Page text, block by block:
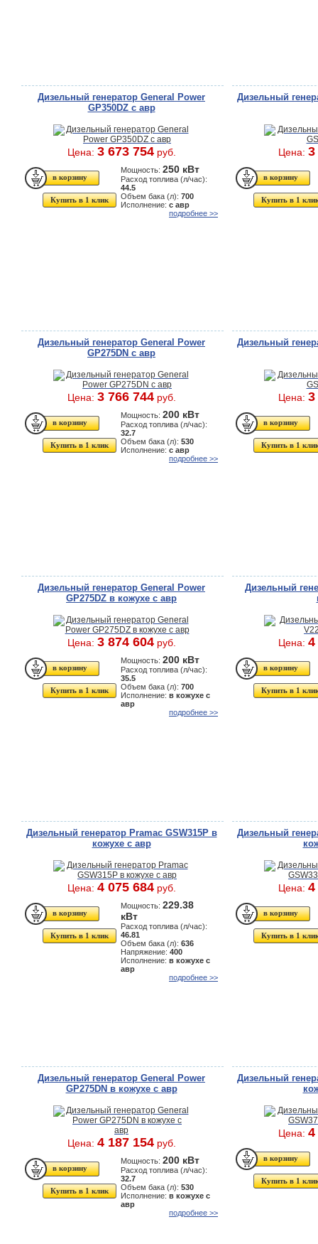
Дизельный генератор General Power
GP350DZ с авр
Цена: 3 673 754руб.
Купить в 1 клик
Мощность: 250 кВт
Расход топлива (л/час):
44.5
Объем бака (л): 700
Исполнение: с авр
подробнее >>
Дизельный
Цена: 3
Купить в 1
Дизельный генератор General Power
GP275DN с авр
Цена: 3 766 744руб.
Купить в 1 клик
Мощность: 200 кВт
Расход топлива (л/час):
32.7
Объем бака (л): 530
Исполнение: с авр
подробнее >>
Дизельный
Цена: 3
Купить в 1
Дизельный генератор General Power
GP275DZ в кожухе с авр
Цена: 3 874 604руб.
Купить в 1 клик
Мощность: 200 кВт
Расход топлива (л/час):
35.5
Объем бака (л): 700
Исполнение: в кожухе с
авр
подробнее >>
Дизельный
Цена: 4
Купить в 1
Дизельный генератор Pramac GSW315P в
кожухе с авр
Цена: 4 075 684руб.
Купить в 1 клик
Мощность: 229.38
кВт
Расход топлива (л/час):
46.81
Объем бака (л): 636
Напряжение: 400
Исполнение: в кожухе с
авр
подробнее >>
Дизельный
Цена: 4
Купить в 1
Дизельный генератор General Power
GP275DN в кожухе с авр
Цена: 4 187 154руб.
Купить в 1 клик
Мощность: 200 кВт
Расход топлива (л/час):
32.7
Объем бака (л): 530
Исполнение: в кожухе с
авр
подробнее >>
Дизельный
Цена: 4
Купить в 1